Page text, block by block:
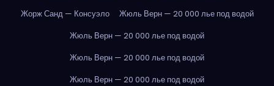
Жорж Санд — Консуэло
Жюль Верн — 20 000 лье под водой
Жюль Верн — 20 000 лье под водой
Жюль Верн — 20 000 лье под водой
Жюль Верн — 20 000 лье под водой